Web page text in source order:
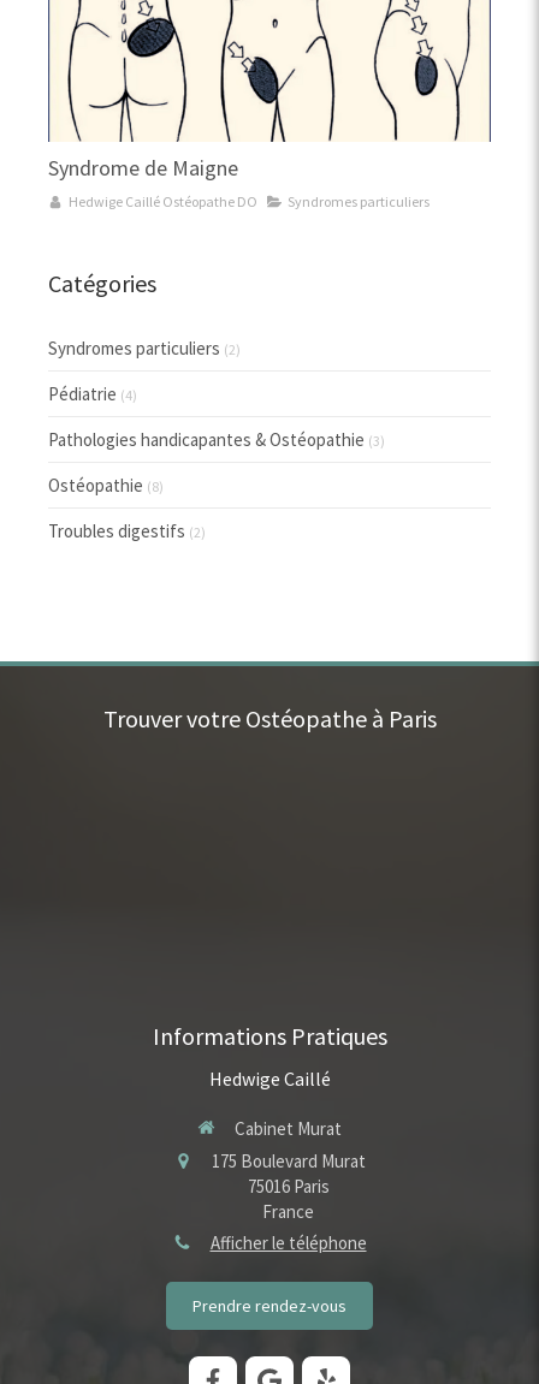
Syndrome de Maigne
Hedwige Caillé Ostéopathe DO Syndromes particuliers
Catégories
Syndromes particuliers (2)
Pédiatrie (4)
Pathologies handicapantes & Ostéopathie (3)
Ostéopathie (8)
Troubles digestifs (2)
Trouver votre Ostéopathe à Paris
Informations Pratiques
Hedwige Caillé
Cabinet Murat
175 Boulevard Murat
75016 Paris
France
Afficher le téléphone
Prendre rendez-vous